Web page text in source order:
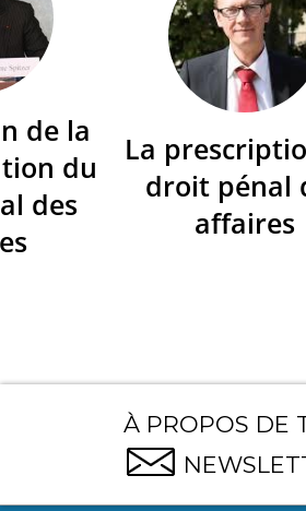
de la
du
des
La
droit pénal
affaires
À PROPOS DE